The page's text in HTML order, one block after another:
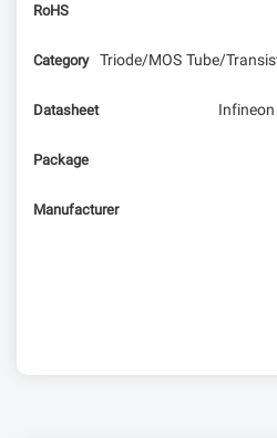
با کامپایلرهای کدویژن به منظور
RoHS
Category Triode/MOS Tube/
Datasheet
Package
Manufacturer